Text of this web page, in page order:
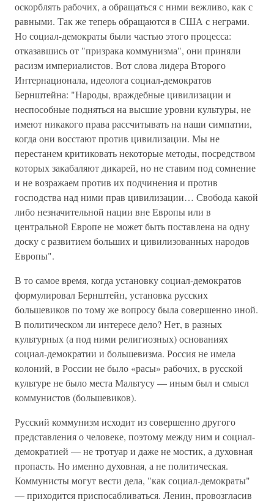
оскорблять рабочих, а обращаться с ними вежливо, как с
равными. Так же теперь обращаются в США с неграми.
Но социал-демократы были частью этого процесса:
отказавшись от "призрака коммунизма", они приняли
расизм империалистов. Вот слова лидера Второго
Интернационала, идеолога социал-демократов
Бернштейна: "Народы, враждебные цивилизации и
неспособные подняться на высшие уровни культуры, не
имеют никакого права рассчитывать на наши симпатии,
когда они восстают против цивилизации. Мы не
перестанем критиковать некоторые методы, посредством
которых закабаляют дикарей, но не ставим под сомнение
и не возражаем против их подчинения и против
господства над ними прав цивилизации… Свобода какой
либо незначительной нации вне Европы или в
центральной Европе не может быть поставлена на одну
доску с развитием больших и цивилизованных народов
Европы".
В то самое время, когда установку социал-демократов
формулировал Бернштейн, установка русских
большевиков по тому же вопросу была совершенно иной.
В политическом ли интересе дело? Нет, в разных
культурных (а под ними религиозных) основаниях
социал-демократии и большевизма. Россия не имела
колоний, в России не было «расы» рабочих, в русской
культуре не было места Мальтусу — иным был и смысл
коммунистов (большевиков).
Русский коммунизм исходит из совершенно другого
представления о человеке, поэтому между ним и социал-
демократией — не тротуар и даже не мостик, а духовная
пропасть. Но именно духовная, а не политическая.
Коммунисты могут вести дела, "как социал-демократы"
— приходится приспосабливаться. Ленин, провозгласив